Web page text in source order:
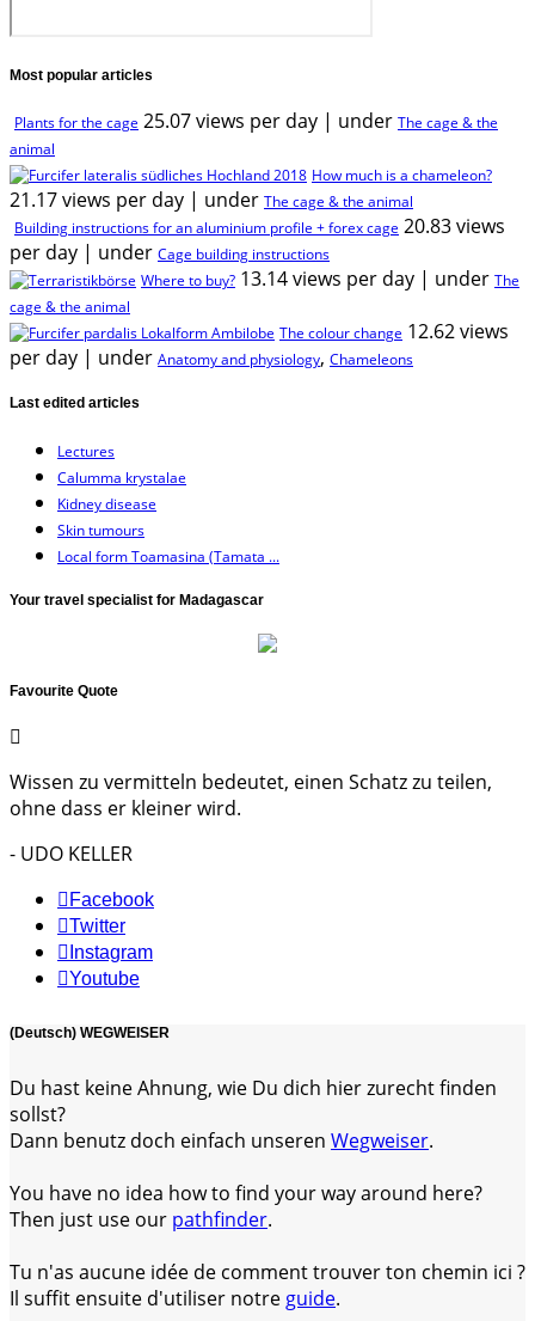
Most popular articles
Plants for the cage 25.07 views per day | under The cage & the
animal
How much is a chameleon?
21.17 views per day | under The cage & the animal
Building instructions for an aluminium profile + forex cage 20.83 views
per day | under Cage building instructions
Where to buy? 13.14 views per day | under The
cage & the animal
The colour change 12.62 views
per day | under Anatomy and physiology, Chameleons
Last edited articles
Lectures
Calumma krystalae
Kidney disease
Skin tumours
Local form Toamasina (Tamata ...
Your travel specialist for Madagascar
Favourite Quote
Wissen zu vermitteln bedeutet, einen Schatz zu teilen,
ohne dass er kleiner wird.
- UDO KELLER
Facebook
Twitter
Instagram
Youtube
(Deutsch) WEGWEISER
Du hast keine Ahnung, wie Du dich hier zurecht finden
sollst?
Dann benutz doch einfach unseren Wegweiser.
You have no idea how to find your way around here?
Then just use our pathfinder.
Tu n'as aucune idée de comment trouver ton chemin ici ?
Il suffit ensuite d'utiliser notre guide.